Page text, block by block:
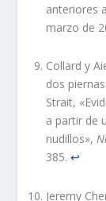
anteriores
marzo de
Collard y
dos
Strait,
a partir de
nudillos»,
385.↩︎
Jeremy